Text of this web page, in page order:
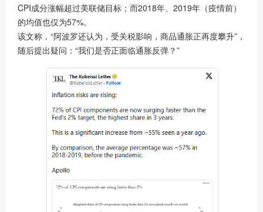
CPI成分涨幅超过美联储目标；而2018年、2019年（疫情前）
的均值也仅为57%。
该文称，“阿波罗还认为，受关税影响，商品通胀正再度攀升”，
随后提出疑问：“我们是否正面临通胀反弹？”